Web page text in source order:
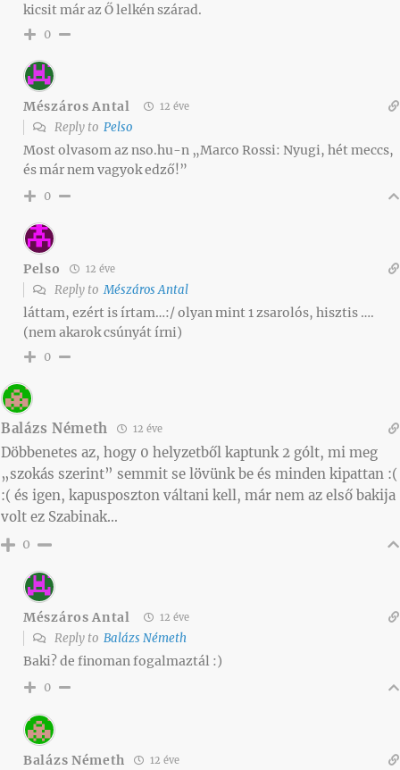
kicsit már az Ő lelkén szárad.
0
Mészáros Antal 12 éve
Reply to Pelso
Most olvasom az nso.hu-n „Marco Rossi: Nyugi, hét meccs,
és már nem vagyok edző!”
0
Pelso 12 éve
Reply toMészáros Antal
láttam, ezért is írtam…:/ olyan mint 1 zsarolós, hisztis ….
(nem akarok csúnyát írni)
0
Balázs Németh 12 éve
Döbbenetes az, hogy 0 helyzetből kaptunk 2 gólt, mi meg
„szokás szerint” semmit se lövünk be és minden kipattan :(
:( és igen, kapusposzton váltani kell, már nem az első bakija
volt ez Szabinak…
0
Mészáros Antal 12 éve
Reply to Balázs Németh
Baki? de finoman fogalmaztál :)
0
Balázs Németh 12 éve